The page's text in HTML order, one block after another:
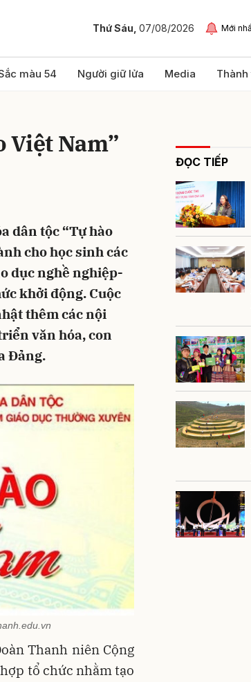
Thứ Sáu, 07/08/2026 Mới
màu 54 Người giữ lửa Media
Việt Nam”
dân tộc “Tự hào
cho học sinh các
dục nghề nghiệp-
khởi động. Cuộc
thêm các nội
văn hóa, con
Đảng.
Thanh niên Cộng
tổ chức nhằm tạo
ĐỌC TIẾP
Gửi